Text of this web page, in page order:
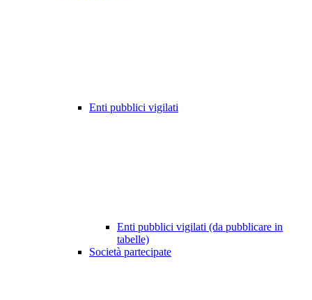
Enti pubblici vigilati
Enti pubblici vigilati (da pubblicare in
tabelle)
Società partecipate